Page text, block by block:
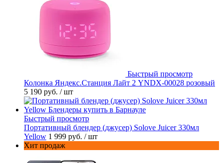
Быстрый просмотр
Колонка Яндекс.Станция Лайт 2 YNDX-00028 розовый
5 190 руб. / шт
Быстрый просмотр
Портативный блендер (джусер) Solove Juicer 330мл
Yellow 1 999 руб. / шт
Хит продаж